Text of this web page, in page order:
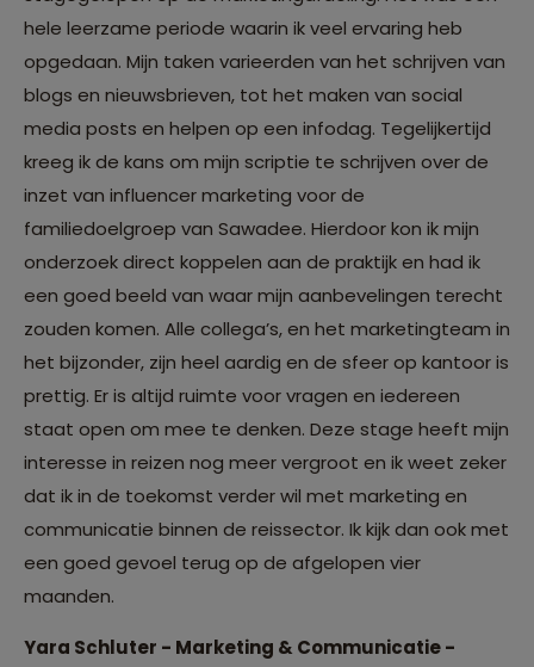
hele leerzame periode waarin ik veel ervaring heb
opgedaan. Mijn taken varieerden van het schrijven van
blogs en nieuwsbrieven, tot het maken van social
media posts en helpen op een infodag. Tegelijkertijd
kreeg ik de kans om mijn scriptie te schrijven over de
inzet van influencer marketing voor de
familiedoelgroep van Sawadee. Hierdoor kon ik mijn
onderzoek direct koppelen aan de praktijk en had ik
een goed beeld van waar mijn aanbevelingen terecht
zouden komen. Alle collega’s, en het marketingteam in
het bijzonder, zijn heel aardig en de sfeer op kantoor is
prettig. Er is altijd ruimte voor vragen en iedereen
staat open om mee te denken. Deze stage heeft mijn
interesse in reizen nog meer vergroot en ik weet zeker
dat ik in de toekomst verder wil met marketing en
communicatie binnen de reissector. Ik kijk dan ook met
een goed gevoel terug op de afgelopen vier
maanden.
Yara Schluter - Marketing & Communicatie -